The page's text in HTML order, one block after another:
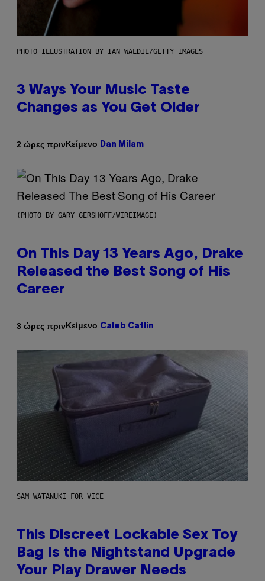
PHOTO ILLUSTRATION BY IAN WALDIE/GETTY IMAGES
3 Ways Your Music Taste
Changes as You Get Older
2 ώρες πρινΚείμενο Dan Milam
(PHOTO BY GARY GERSHOFF/WIREIMAGE)
On This Day 13 Years Ago, Drake
Released the Best Song of His
Career
3 ώρες πρινΚείμενο Caleb Catlin
SAM WATANUKI FOR VICE
This Discreet Lockable Sex Toy
Bag Is the Nightstand Upgrade
Your Play Drawer Needs